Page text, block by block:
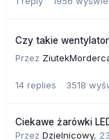
Czy takie
Przez
14 replies 3518
Ciekawe żarówki
Przez Dzielnicowy,